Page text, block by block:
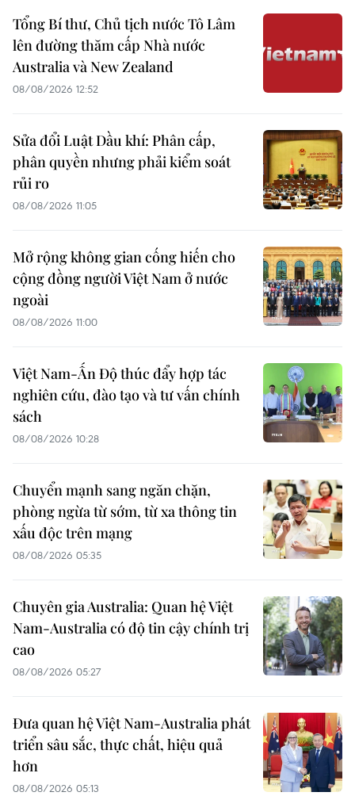
Tổng Bí thư, Chủ tịch nước Tô Lâm
lên đường thăm cấp Nhà nước
Australia và New Zealand
08/08/2026 12:52
Sửa đổi Luật Dầu khí: Phân cấp,
phân quyền nhưng phải kiểm soát
rủi ro
08/08/2026 11:05
Mở rộng không gian cống hiến cho
cộng đồng người Việt Nam ở nước
ngoài
08/08/2026 11:00
Việt Nam-Ấn Độ thúc đẩy hợp tác
nghiên cứu, đào tạo và tư vấn chính
sách
08/08/2026 10:28
Chuyển mạnh sang ngăn chặn,
phòng ngừa từ sớm, từ xa thông tin
xấu độc trên mạng
08/08/2026 05:35
Chuyên gia Australia: Quan hệ Việt
Nam-Australia có độ tin cậy chính trị
cao
08/08/2026 05:27
Đưa quan hệ Việt Nam-Australia phát
triển sâu sắc, thực chất, hiệu quả
hơn
08/08/2026 05:13